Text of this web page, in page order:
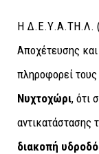
Η Δ.Ε.Υ.Α.ΤΗ.Λ.
Αποχέτευσης
πληροφορεί
Νυχτοχώρι, ότι
αντικατάστασης
διακοπή